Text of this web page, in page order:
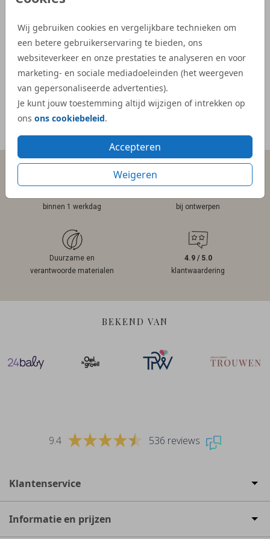
Wij gebruiken cookies en vergelijkbare technieken om
een betere gebruikerservaring te bieden, ons
websiteverkeer en onze prestaties te analyseren en voor
marketing- en sociale mediadoeleinden (het weergeven
van gepersonaliseerde advertenties).
Je kunt jouw toestemming altijd wijzigen of intrekken op
ons ons cookiebeleid.
Accepteren
Weigeren
geboortekaartjes waren snel geleverd.”
- Kelly
binnen 1 werkdag
bij ontwerpen
Duurzame en
verantwoorde materialen
4.9 / 5.0
klantwaardering
BEKEND VAN
9.4 536 reviews
Klantenservice
Informatie en prijzen